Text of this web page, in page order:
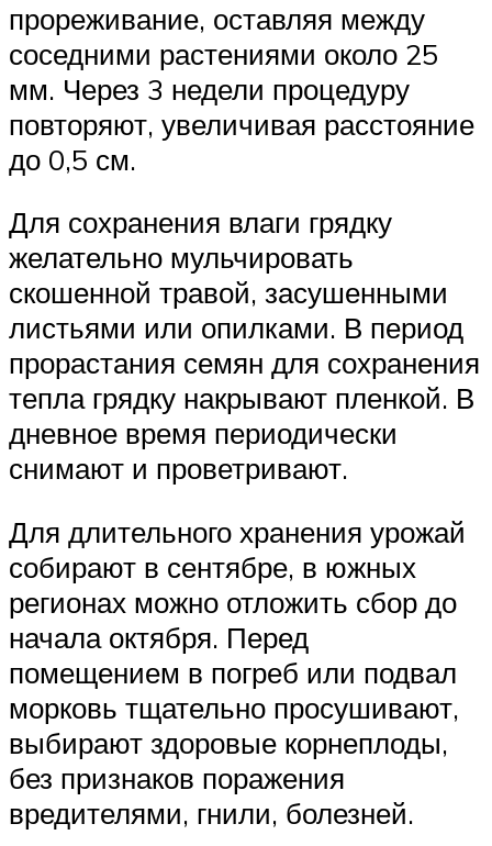
прореживание, оставляя между
соседними растениями около 25
мм. Через 3 недели процедуру
повторяют, увеличивая расстояние
до 0,5 см.
Для сохранения влаги грядку
желательно мульчировать
скошенной травой, засушенными
листьями или опилками. В период
прорастания семян для сохранения
тепла грядку накрывают пленкой. В
дневное время периодически
снимают и проветривают.
Для длительного хранения урожай
собирают в сентябре, в южных
регионах можно отложить сбор до
начала октября. Перед
помещением в погреб или подвал
морковь тщательно просушивают,
выбирают здоровые корнеплоды,
без признаков поражения
вредителями, гнили, болезней.